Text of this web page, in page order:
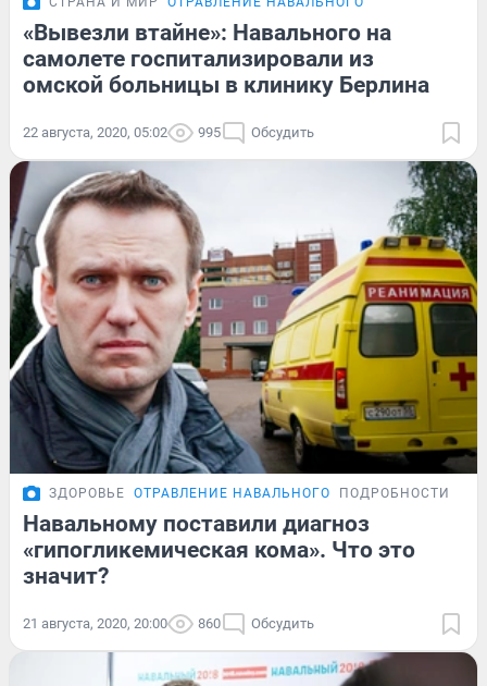
«Вывезли втайне»: Навального на
самолете госпитализировали из
омской больницы в клинику Берлина
22 августа, 2020, 05:02 995 Обсудить
ЗДОРОВЬЕ ОТРАВЛЕНИЕ НАВАЛЬНОГО ПОДРОБНОСТИ
Навальному поставили диагноз
«гипогликемическая кома». Что это
значит?
21 августа, 2020, 20:00 860 Обсудить